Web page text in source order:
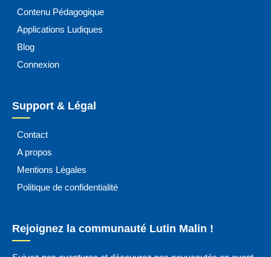
Contenu Pédagogique
Applications Ludiques
Blog
Connexion
Support & Légal
Contact
A propos
Mentions Légales
Politique de confidentialité
Rejoignez la communauté Lutin Malin !